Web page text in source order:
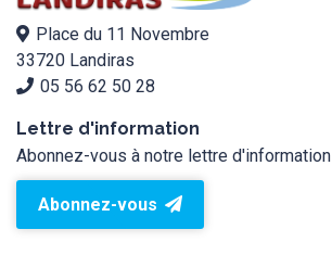
Place du 11 Novembre
33720 Landiras
05 56 62 50 28
Lettre d'information
Abonnez-vous à notre lettre d'information
Abonnez-vous